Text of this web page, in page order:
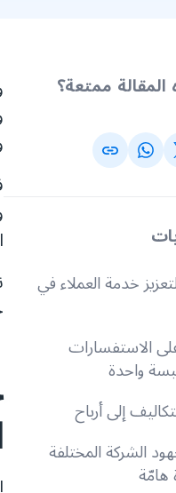
ممتعة؟
خدمة العملاء في
على الاستفسارات
واحدة
الشركة المختلفة
هامّة